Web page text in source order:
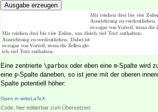
Ausgabe erzeugen
Eine zentrierte \parbox oder eben eine m-Spalte wird
eine p-Spalte daneben, so ist jene mit der oberen
Spalte potentiell höher:
Open in writeLaTeX
Code, hier editierbar zum Übersetzen: